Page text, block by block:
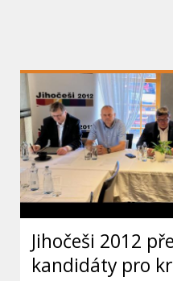
Jihočeši 2012
kandidáty pro